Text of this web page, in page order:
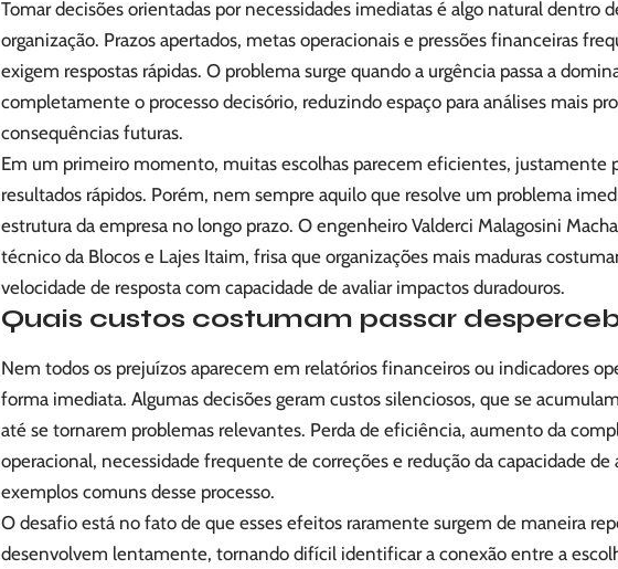
Tomar decisões orientadas por necessidades imediatas é algo natural dentro
organização. Prazos apertados, metas operacionais e pressões financeiras
exigem respostas rápidas. O problema surge quando a urgência passa a
completamente o processo decisório, reduzindo espaço para análises mais
consequências futuras.
Em um primeiro momento, muitas escolhas parecem eficientes, justamente
resultados rápidos. Porém, nem sempre aquilo que resolve um problema
estrutura da empresa no longo prazo. O engenheiro Valderci Malagosini
técnico da Blocos e Lajes Itaim, frisa que organizações mais maduras
velocidade de resposta com capacidade de avaliar impactos duradouros.
Quais custos costumam passar
Nem todos os prejuízos aparecem em relatórios financeiros ou indicadores
forma imediata. Algumas decisões geram custos silenciosos, que se
até se tornarem problemas relevantes. Perda de eficiência, aumento da
operacional, necessidade frequente de correções e redução da capacidade de
exemplos comuns desse processo.
O desafio está no fato de que esses efeitos raramente surgem de maneira
desenvolvem lentamente, tornando difícil identificar a conexão entre a